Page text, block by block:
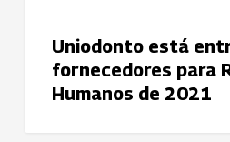
Uniodonto está
fornecedores para
Humanos de 2021